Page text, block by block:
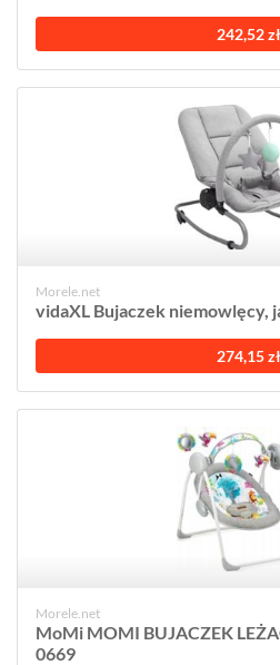
242,52 zł
Morele.net
vidaXL Bujaczek niemowlęcy,
274,15 zł
Morele.net
MoMi MOMI BUJACZEK
0669